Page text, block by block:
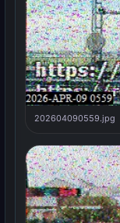
202604090559.jpg